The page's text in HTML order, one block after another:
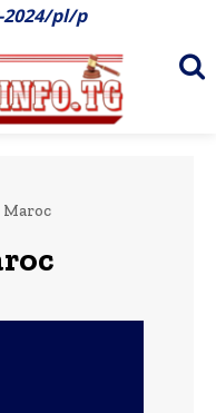
2024/pl/p
Maroc